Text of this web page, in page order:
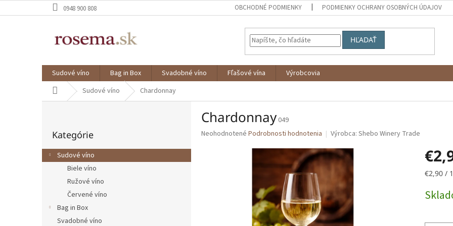
na
0948 900 808 OBCHODNÉ PODMIENKY PODMIENKY OCHRANY OSOBNÝCH ÚDAJOV
HĽADAŤ
Sudové víno Bag in Box Svadobné víno Fľašové vína
Výrobcovia
DomovSudové víno Chardonnay
ý
p
kategórie
Kategórie
Sudové víno
Biele víno
Ružové víno
Červené víno
Bag in Box
Svadobné víno
Chardonnay 049
Priemerné
Neohodnotené Podrobnosti hodnotenia Výrobca: Shebo Winery Trade
€2,90 /